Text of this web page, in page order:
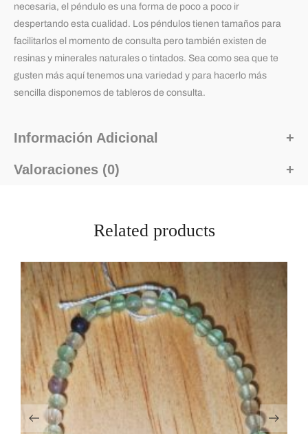
necesaria, el péndulo es una forma de poco a poco ir
despertando esta cualidad. Los péndulos tienen tamaños para
facilitarlos el momento de consulta pero también existen de
resinas y minerales naturales o tintados. Sea como sea que te
gusten más aquí tenemos una variedad y para hacerlo más
sencilla disponemos de tableros de consulta.
Información Adicional
Valoraciones (0)
Related products